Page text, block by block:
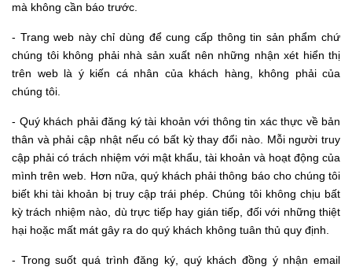
mà không cần báo trước.
- Trang web này chỉ dùng để cung cấp thông tin sản phẩm chứ
chúng tôi không phải nhà sản xuất nên những nhận xét hiển thị
trên web là ý kiến cá nhân của khách hàng, không phải của
chúng tôi.
- Quý khách phải đăng ký tài khoản với thông tin xác thực về bản
thân và phải cập nhật nếu có bất kỳ thay đổi nào. Mỗi người truy
cập phải có trách nhiệm với mật khẩu, tài khoản và hoạt động của
mình trên web. Hơn nữa, quý khách phải thông báo cho chúng tôi
biết khi tài khoản bị truy cập trái phép. Chúng tôi không chịu bất
kỳ trách nhiệm nào, dù trực tiếp hay gián tiếp, đối với những thiệt
hại hoặc mất mát gây ra do quý khách không tuân thủ quy định.
- Trong suốt quá trình đăng ký, quý khách đồng ý nhận email